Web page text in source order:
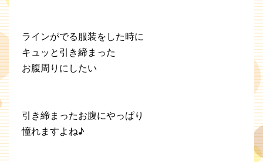
ラインがでる服装をした時に
キュッと引き締まった
お腹周りにしたい
引き締まったお腹にやっぱり
憧れますよね♪